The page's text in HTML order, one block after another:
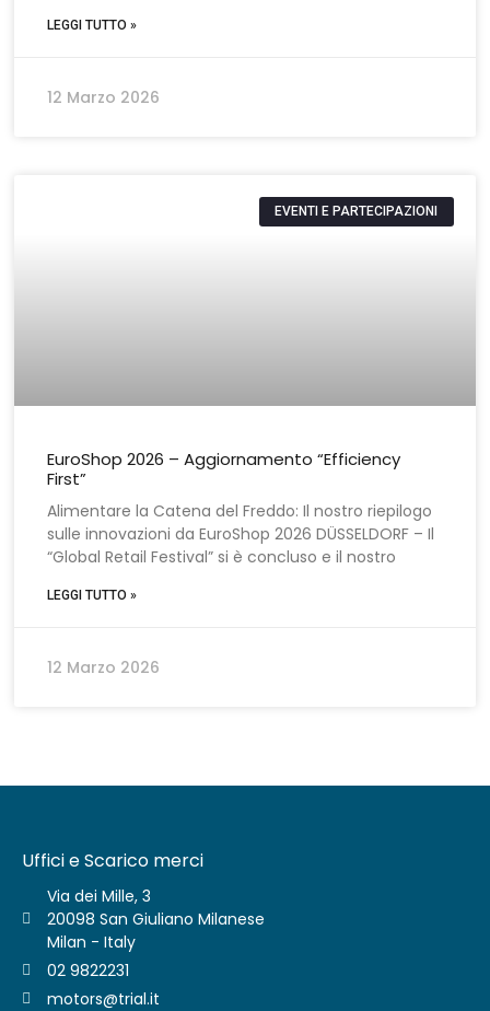
LEGGI TUTTO »
12 Marzo 2026
EVENTI E PARTECIPAZIONI
EuroShop 2026 – Aggiornamento “Efficiency
First”
Alimentare la Catena del Freddo: Il nostro riepilogo
sulle innovazioni da EuroShop 2026 DÜSSELDORF – Il
“Global Retail Festival” si è concluso e il nostro
LEGGI TUTTO »
12 Marzo 2026
Uffici e Scarico merci
Via dei Mille, 3
20098 San Giuliano Milanese
Milan - Italy
02 9822231
motors@trial.it